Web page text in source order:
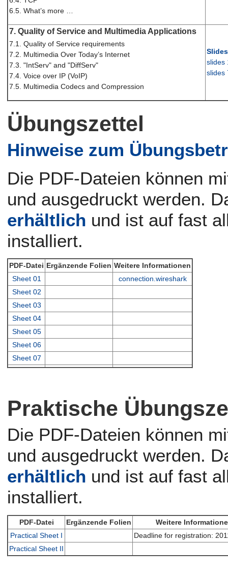
6.5. What’s more …
7. Quality of Service and Multimedia Applications
7.1. Quality of Service requirements
7.2. Multimedia Over Today’s Internet
7.3. "IntServ" and "DiffServ"
7.4. Voice over IP (VoIP)
7.5. Multimedia Codecs and Compression
slides
slides
Übungszettel
Hinweise zum
Die PDF-Dateien können
und ausgedruckt werden.
erhältlich und ist auf fast
installiert.
PDF-Datei Ergänzende Folien Weitere Informationen
Sheet 01
connection.wireshark
Sheet 02
Sheet 03
Sheet 04
Sheet 05
Sheet 06
Sheet 07
Praktische
Die PDF-Dateien können
und ausgedruckt werden.
erhältlich und ist auf fast
installiert.
PDF-Datei Ergänzende Folien
Weitere
Practical Sheet I
Deadline for registration:
Practical Sheet II